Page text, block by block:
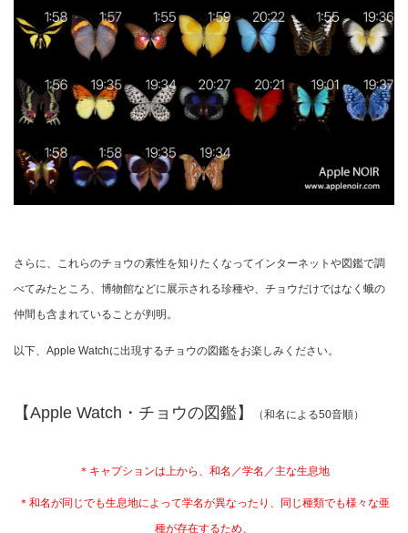
さらに、これらのチョウの素性を知りたくなってインターネットや図鑑で調
べてみたところ、博物館などに展示される珍種や、チョウだけではなく蛾の
仲間も含まれていることが判明。
以下、Apple Watchに出現するチョウの図鑑をお楽しみください。
【Apple Watch・チョウの図鑑】 （和名による50音順）
＊キャプションは上から、和名／学名／主な生息地
＊和名が同じでも生息地によって学名が異なったり、同じ種類でも様々な亜
種が存在するため、